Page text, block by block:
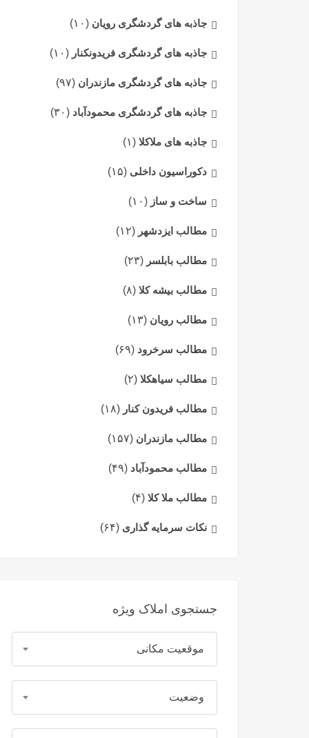
جاذبه های گردشگری رویان (۱۰)
جاذبه های گردشگری فریدونکنار (۱۰)
جاذبه های گردشگری مازندران (۹۷)
جاذبه های گردشگری محمودآباد (۳۰)
جاذبه های ملاکلا (۱)
دکوراسیون داخلی (۱۵)
ساخت و ساز (۱۰)
مطالب ایزدشهر (۱۲)
مطالب بابلسر (۲۳)
مطالب بیشه کلا (۸)
مطالب رویان (۱۳)
مطالب سرخرود (۶۹)
مطالب سیاهکلا (۲)
مطالب فریدون کنار (۱۸)
مطالب مازندران (۱۵۷)
مطالب محمودآباد (۴۹)
مطالب ملا کلا (۴)
نکات سرمایه گذاری (۶۴)
جستجوی املاک ویژه
موقعیت مکانی
وضعیت